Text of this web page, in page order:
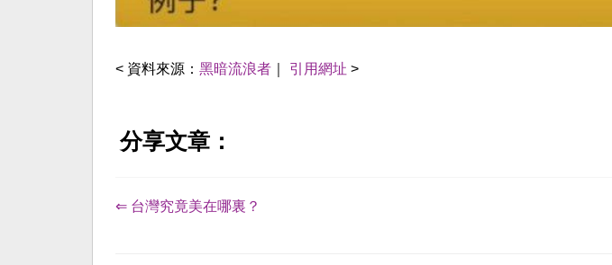
< 資料來源： 黑暗流浪者 引用網址 >
分享文章：
⇐ 台灣究竟美在哪裏？